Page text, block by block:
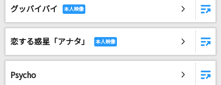
[生音]もうひとつの土曜日
キセキ
GReeeeN
恋
グッバイバイ
恋する惑星「アナタ」
Psycho